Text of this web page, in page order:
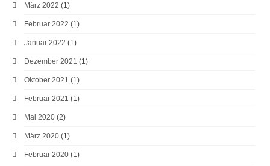
März 2022 (1)
Februar 2022 (1)
Januar 2022 (1)
Dezember 2021 (1)
Oktober 2021 (1)
Februar 2021 (1)
Mai 2020 (2)
März 2020 (1)
Februar 2020 (1)